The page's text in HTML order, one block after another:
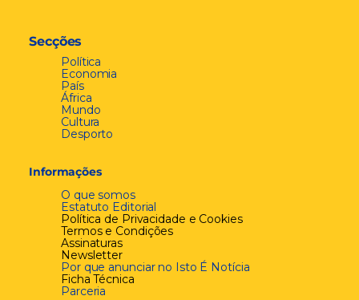
Secções
Política
Economia
País
África
Mundo
Cultura
Desporto
Informações
O que somos
Estatuto Editorial
Política de Privacidade e Cookies
Termos e Condições
Assinaturas
Newsletter
Por que anunciar no Isto É Notícia
Ficha Técnica
Parceria